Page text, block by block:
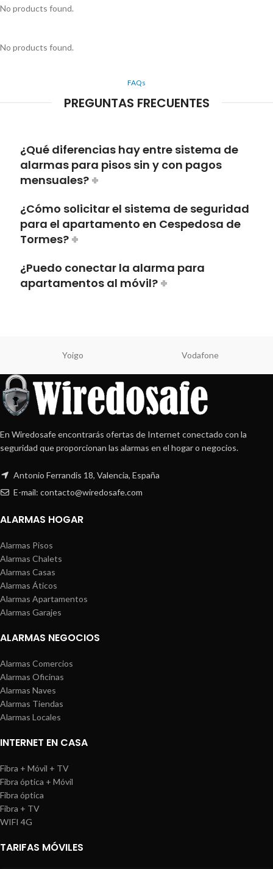
No products found.
No products found.
FAQs
PREGUNTAS FRECUENTES
¿Qué diferencias hay entre sistema de
alarmas para pisos sin y con pagos
mensuales?
¿Cómo solicitar el sistema de seguridad
para el apartamento en Cespedosa de
Tormes?
¿Puedo conectar la alarma para
apartamentos al móvil?
Yoigo Vodafone
En Wiredosafe encontrarás ofertas de Internet conectado con la
seguridad que proporcionan las alarmas en el hogar o negocios.
Antonio Ferrandis 18, Valencia, España
E-mail: contacto@wiredosafe.com
ALARMAS HOGAR
Alarmas Pisos
Alarmas Chalets
Alarmas Casas
Alarmas Áticos
Alarmas Apartamentos
Alarmas Garajes
ALARMAS NEGOCIOS
Alarmas Comercios
Alarmas Oficinas
Alarmas Naves
Alarmas Tiendas
Alarmas Locales
INTERNET EN CASA
Fibra + Móvil + TV
Fibra óptica + Móvil
Fibra óptica
Fibra + TV
WIFI 4G
TARIFAS MÓVILES